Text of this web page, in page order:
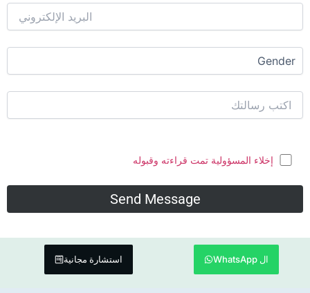
المسؤولية تمت قراءته وقبوله
استشارة مجانية